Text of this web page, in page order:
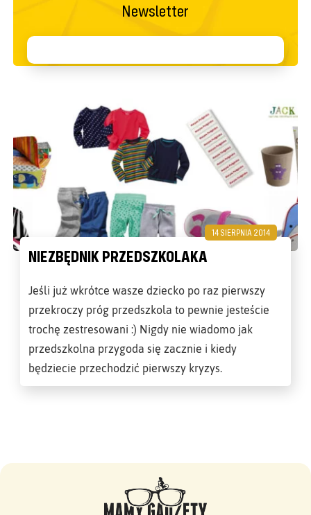
Newsletter
14 SIERPNIA 2014
NIEZBĘDNIK PRZEDSZKOLAKA
Jeśli już wkrótce wasze dziecko po raz pierwszy
przekroczy próg przedszkola to pewnie jesteście
trochę zestresowani :) Nigdy nie wiadomo jak
przedszkolna przygoda się zacznie i kiedy
będziecie przechodzić pierwszy kryzys.